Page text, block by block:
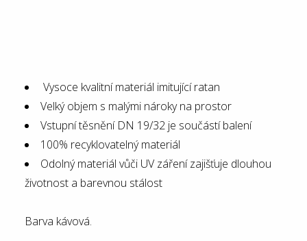
Vysoce kvalitní materiál imitující ratan
Velký objem s malými nároky na prostor
Vstupní těsnění DN 19/32 je součástí balení
100% recyklovatelný materiál
Odolný materiál vůči UV záření zajišťuje dlouhou
životnost a barevnou stálost
Barva kávová.